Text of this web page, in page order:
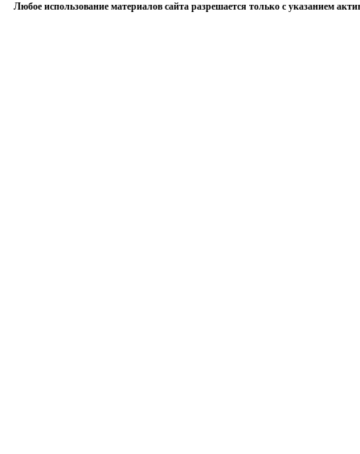
Любое использование материалов сайта разрешается только с указанием